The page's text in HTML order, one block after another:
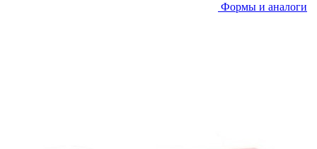
Формы и аналоги